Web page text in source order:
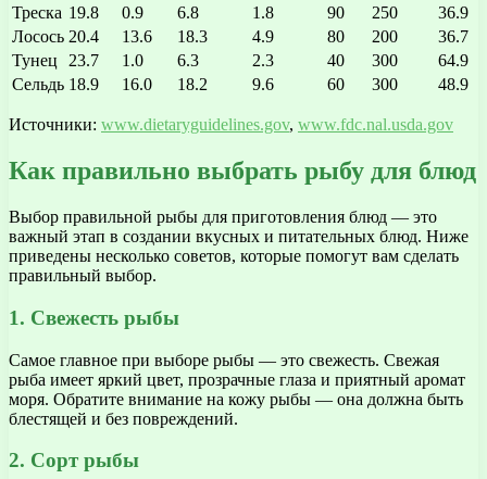
Треска 19.8 0.9 6.8 1.8 90 250
36.9
Лосось 20.4 13.6 18.3 4.9 80 200
36.7
Тунец
23.7 1.0 6.3 2.3 40 300
64.9
Сельдь 18.9 16.0 18.2 9.6 60 300 48.9
Источники: www.dietaryguidelines.gov, www.fdc.nal.usda.gov
Как правильно выбрать рыбу для блюд
Выбор правильной рыбы для приготовления блюд — это
важный этап в создании вкусных и питательных блюд. Ниже
приведены несколько советов, которые помогут вам сделать
правильный выбор.
1. Свежесть рыбы
Самое главное при выборе рыбы — это свежесть. Свежая
рыба имеет яркий цвет, прозрачные глаза и приятный аромат
моря. Обратите внимание на кожу рыбы — она должна быть
блестящей и без повреждений.
2. Сорт рыбы